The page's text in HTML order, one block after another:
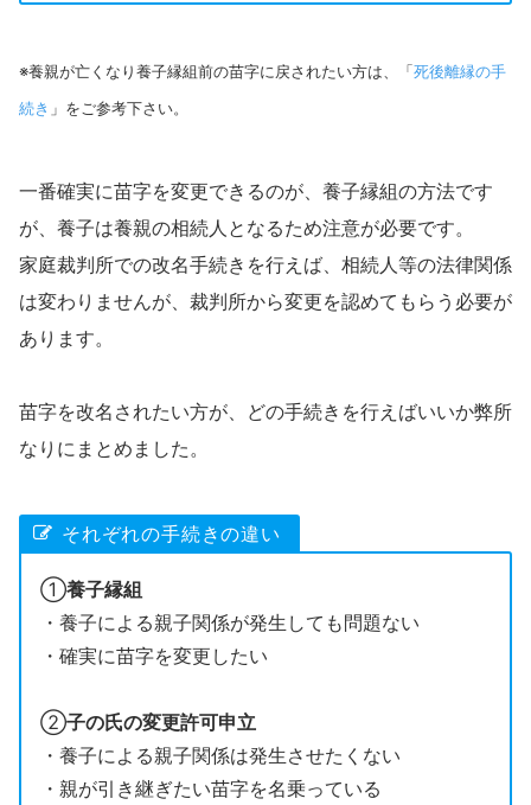
※養親が亡くなり養子縁組前の苗字に戻されたい方は、「死後離縁の手
続き 」をご参考下さい。
一番確実に苗字を変更できるのが、養子縁組の方法です
が、養子は養親の相続人となるため注意が必要です。
家庭裁判所での改名手続きを行えば、相続人等の法律関係
は変わりませんが、裁判所から変更を認めてもらう必要が
あります。
苗字を改名されたい方が、どの手続きを行えばいいか弊所
なりにまとめました。
それぞれの手続きの違い
①養子縁組
・養子による親子関係が発生しても問題ない
・確実に苗字を変更したい
②子の氏の変更許可申立
・養子による親子関係は発生させたくない
・親が引き継ぎたい苗字を名乗っている